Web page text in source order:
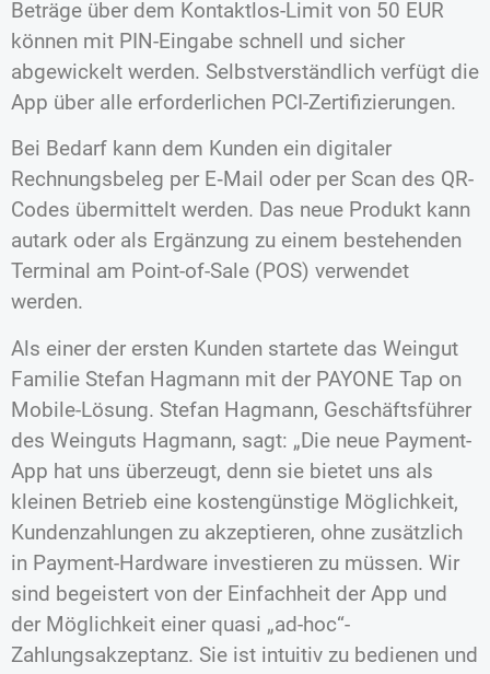
Beträge über dem Kontaktlos-Limit von 50 EUR
können mit PIN-Eingabe schnell und sicher
abgewickelt werden. Selbstverständlich verfügt die
App über alle erforderlichen PCI-Zertifizierungen.
Bei Bedarf kann dem Kunden ein digitaler
Rechnungsbeleg per E‑Mail oder per Scan des QR-
Codes übermittelt werden. Das neue Produkt kann
autark oder als Ergänzung zu einem bestehenden
Terminal am Point-of-Sale (POS) verwendet
werden.
Als einer der ersten Kunden startete das Weingut
Familie Stefan Hagmann mit der PAYONE Tap on
Mobile-Lösung. Stefan Hagmann, Geschäftsführer
des Weinguts Hagmann, sagt: „Die neue Payment-
App hat uns überzeugt, denn sie bietet uns als
kleinen Betrieb eine kostengünstige Möglichkeit,
Kundenzahlungen zu akzeptieren, ohne zusätzlich
in Payment-Hardware investieren zu müssen. Wir
sind begeistert von der Einfachheit der App und
der Möglichkeit einer quasi „ad-hoc“-
Zahlungsakzeptanz. Sie ist intuitiv zu bedienen und